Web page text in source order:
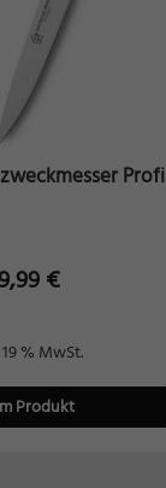
Profi
€
Produkt
% MwSt.